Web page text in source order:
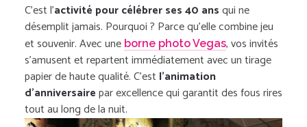
C’est l’activité pour célébrer ses 40 ansqui ne
désemplit jamais. Pourquoi ? Parce qu’elle combine jeu
et souvenir. Avec une borne photo Vegas, vos invités
s’amusent et repartent immédiatement avec un tirage
papier de haute qualité. C’est l’animation
d’anniversairepar excellence qui garantit des fous rires
tout au long de la nuit.